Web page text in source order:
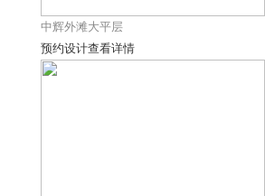
中辉外滩大平层
预约设计查看详情